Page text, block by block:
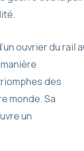
ouvrier du rail
des
monde. Sa
un